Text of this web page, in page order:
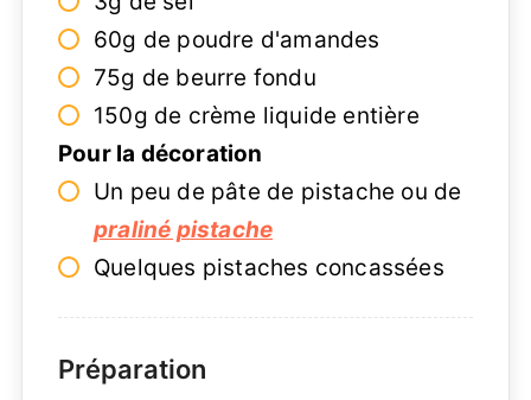
60g de poudre d'amandes
75g de beurre fondu
150g de crème liquide entière
Pour la décoration
Un peu de pâte de pistache ou de
praliné pistache
Quelques pistaches concassées
Préparation